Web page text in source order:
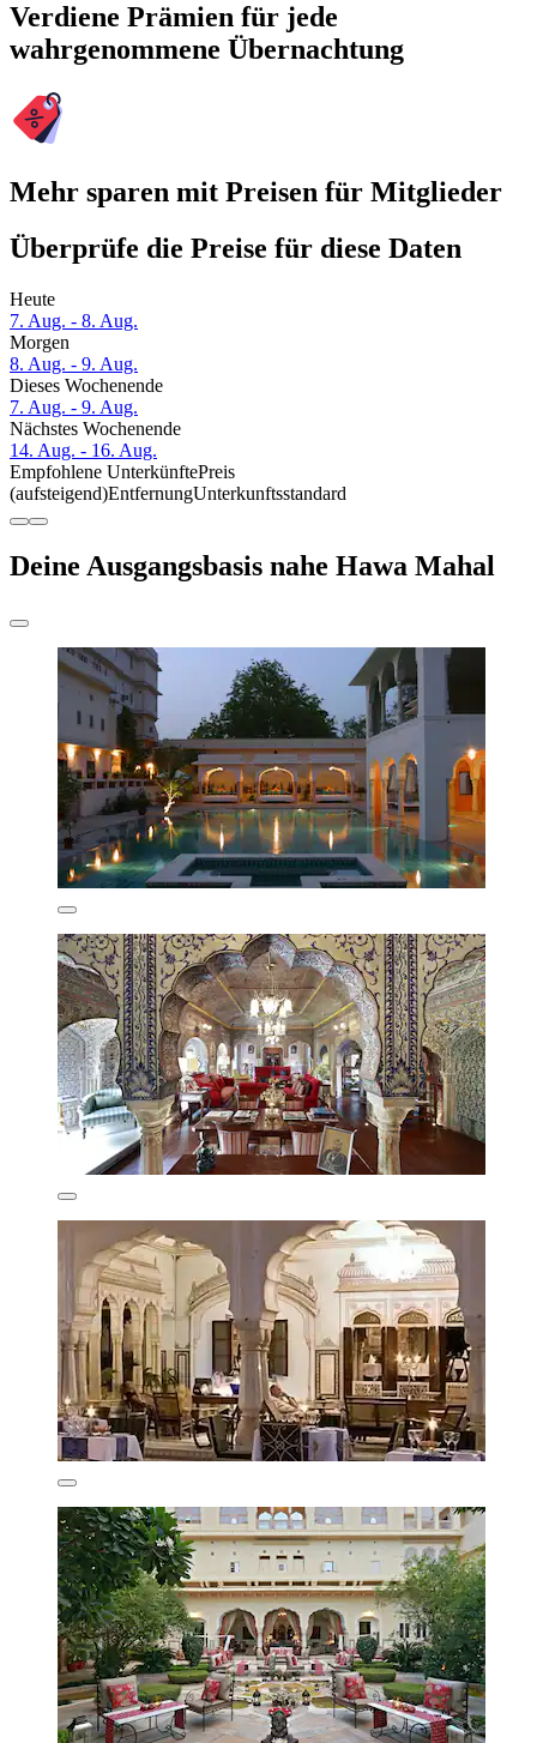
Verdiene Prämien für jede
wahrgenommene Übernachtung
Mehr sparen mit Preisen für Mitglieder
Überprüfe die Preise für diese Daten
Heute
7. Aug. - 8. Aug.
Morgen
8. Aug. - 9. Aug.
Dieses Wochenende
7. Aug. - 9. Aug.
Nächstes Wochenende
14. Aug. - 16. Aug.
Empfohlene UnterkünftePreis
(aufsteigend)EntfernungUnterkunftsstandard
Deine Ausgangsbasis nahe Hawa Mahal